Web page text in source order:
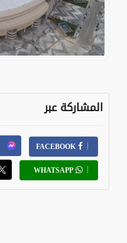
المشاركة عبر
FACEBOOK
WHATSAPP